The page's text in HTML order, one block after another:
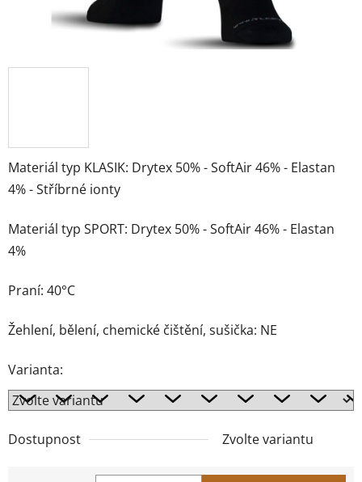
Materiál typ KLASIK: Drytex 50% - SoftAir 46% - Elastan
4% - Stříbrné ionty
Materiál typ SPORT: Drytex 50% - SoftAir 46% - Elastan
4%
Praní: 40°C
Žehlení, bělení, chemické čištění, sušička: NE
Varianta:
Dostupnost Zvolte variantu